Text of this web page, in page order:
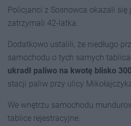
Policjanci z Sosnowca okazali się
zatrzymali 42-latka.
Dodatkowo ustalili, że niedługo
samochodu o tych samych
ukradł paliwo na kwotę blisko
stacji paliw przy ulicy
We wnętrzu samochodu
tablice rejestracyjne.